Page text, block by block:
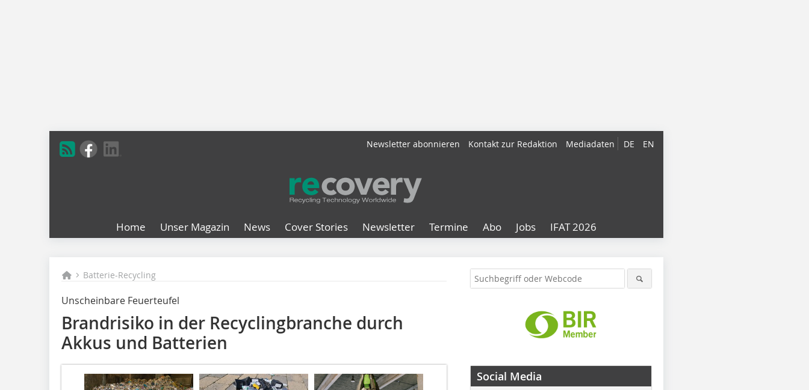
DE EN
Newsletter abonnieren Kontakt zur Redaktion Mediadaten
Home Unser Magazin News Cover Stories Newsletter Termine Abo Jobs IFAT 2026
Batterie-Recycling
Unscheinbare Feuerteufel
Brandrisiko in der Recyclingbranche durch
Akkus und Batterien
Social Media